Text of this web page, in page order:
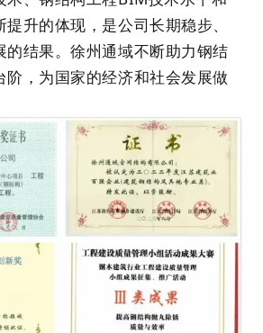
升的体现，是公司长期稳步、
的结果。徐州通域不断助力钢结
阶，为国家的经济和社会发展做